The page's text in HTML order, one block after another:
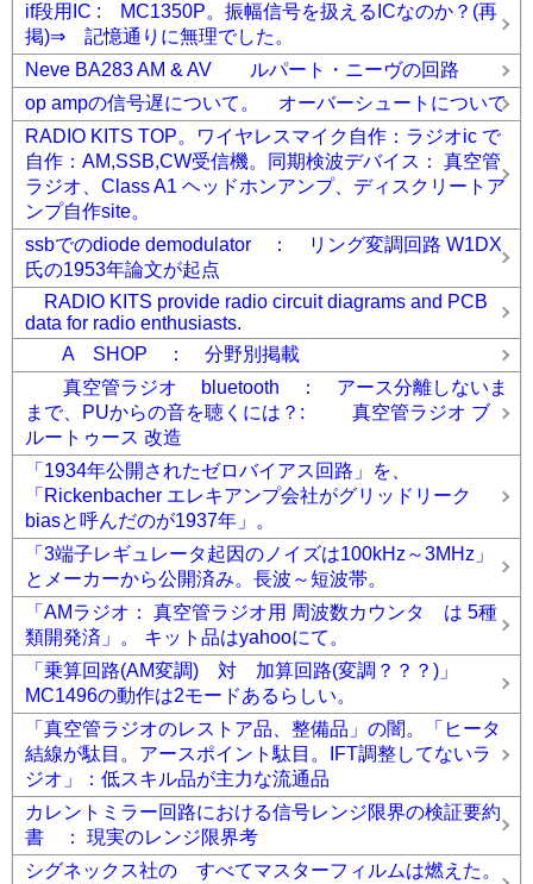
if段用IC : MC1350P。振幅信号を扱えるICなのか？(再
掲)⇒ 記憶通りに無理でした。
Neve BA283 AM & AV ルパート・ニーヴの回路
op ampの信号遅について。 オーバーシュートについて
RADIO KITS TOP。ワイヤレスマイク自作：ラジオic で
自作：AM,SSB,CW受信機。同期検波デバイス： 真空管
ラジオ、Class A1 ヘッドホンアンプ、ディスクリートア
ンプ自作site。
ssbでのdiode demodulator ： リング変調回路 W1DX
氏の1953年論文が起点
RADIO KITS provide radio circuit diagrams and PCB
data for radio enthusiasts.
A SHOP ： 分野別掲載
真空管ラジオ bluetooth ： アース分離しないま
まで、PUからの音を聴くには？: 真空管ラジオ ブ
ルートゥース 改造
「1934年公開されたゼロバイアス回路」を、
「Rickenbacher エレキアンプ会社がグリッドリーク
biasと呼んだのが1937年」。
「3端子レギュレータ起因のノイズは100kHz～3MHz」
とメーカーから公開済み。長波～短波帯。
「AMラジオ： 真空管ラジオ用 周波数カウンタ は 5種
類開発済」。 キット品はyahooにて。
「乗算回路(AM変調) 対 加算回路(変調？？？)」
MC1496の動作は2モードあるらしい。
「真空管ラジオのレストア品、整備品」の闇。「ヒータ
結線が駄目。アースポイント駄目。IFT調整してないラ
ジオ」：低スキル品が主力な流通品
カレントミラー回路における信号レンジ限界の検証要約
書 ： 現実のレンジ限界考
シグネックス社の すべてマスターフィルムは燃えた。